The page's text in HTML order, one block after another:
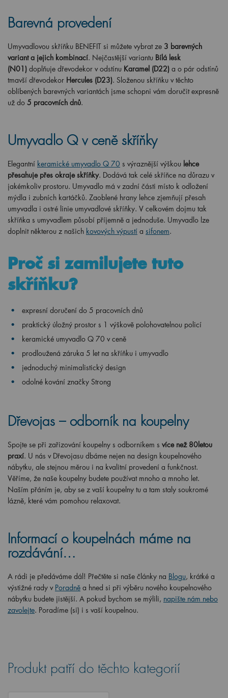
Barevná provedení
Umyvadlovou skříňku BENEFIT si můžete vybrat ze 3 barevných
variant a jejich kombinací. Nejčastější variantu Bílá lesk
(N01) doplňuje dřevodekor v odstínu Karamel (D22) a o pár odstínů
tmavší dřevodekor Hercules (D23). Složenou skříňku v těchto
oblíbených barevných variantách jsme schopni vám doručit expresně
už do 5 pracovních dnů.
Umyvadlo Q v ceně skříňky
Elegantní keramické umyvadlo Q 70 s výraznější výškou lehce
přesahuje přes okraje skříňky. Dodává tak celé skříňce na důrazu v
jakémkoliv prostoru. Umyvadlo má v zadní části místo k odložení
mýdla i zubních kartáčků. Zaoblené hrany lehce zjemňují přesah
umyvadla i ostré linie umyvadlové skříňky. V celkovém dojmu tak
skříňka s umyvadlem působí příjemně a jednoduše. Umyvadlo lze
doplnit některou z našich kovových výpustí a sifonem.
Proč si zamilujete tuto
skříňku?
expresní doručení do 5 pracovních dnů
praktický úložný prostor s 1 výškově polohovatelnou policí
keramické umyvadlo Q 70 v ceně
prodloužená záruka 5 let na skříňku i umyvadlo
jednoduchý minimalistický design
odolné kování značky Strong
Dřevojas – odborník na koupelny
Spojte se při zařizování koupelny s odborníkem s více než 80letou
praxí. U nás v Dřevojasu dbáme nejen na design koupelnového
nábytku, ale stejnou měrou i na kvalitní provedení a funkčnost.
Věříme, že naše koupelny budete používat mnoho a mnoho let.
Naším přáním je, aby se z vaší koupelny tu a tam staly soukromé
lázně, které vám pomohou relaxovat.
Informací o koupelnách máme na
rozdávání…
A rádi je předáváme dál! Přečtěte si naše články na Blogu, krátké a
výstižné rady v Poradně a hned si při výběru nového koupelnového
nábytku budete jistější. A pokud bychom se mýlili, napište nám nebo
zavolejte. Poradíme (si) i s vaší koupelnou.
Produkt patří do těchto kategorií